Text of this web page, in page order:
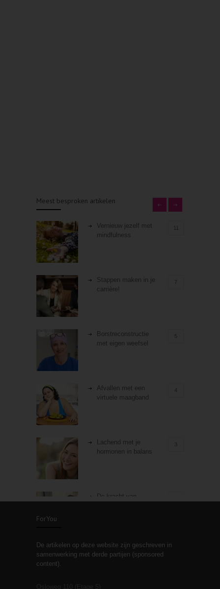
Meest besproken artikelen
Vernieuw jezelf met
mindfulness
Stappen maken in je
carrière!
7
Borstreconstructie
met eigen weefsel
5
Afvallen met een
virtuele maagband
4
Lachend met je
hormonen in balans
3
De kracht van
Stiefouderschap en
relaties
ForYou
De artikelen op deze website zijn geschreven in
samenwerking met derde partijen (sponsored
content).